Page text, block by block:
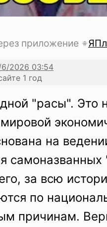
приложение
1 год
"расы". Это
на
самоназванных
за всю
по
причинам.